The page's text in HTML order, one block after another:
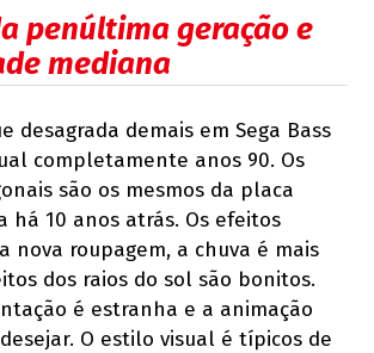
penúltima geração e
mediana
desagrada demais em Sega Bass
completamente anos 90. Os
são os mesmos da placa
há 10 anos atrás. Os efeitos
nova roupagem, a chuva é mais
dos raios do sol são bonitos.
é estranha e a animação
O estilo visual é típicos de